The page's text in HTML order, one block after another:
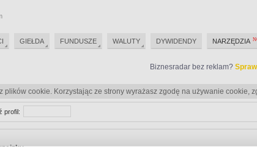
Biznesradar bez reklam?
plików cookie. Korzystając ze strony wyrażasz zgodę na używanie cookie,
profil:
GIEŁDA FUNDUSZE WALUTY DYWIDENDY NARZĘDZIA